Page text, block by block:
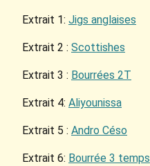
Extrait 1: Jigs anglaises
Extrait 2 : Scottishes
Extrait 3 : Bourrées 2T
Extrait 4: Aliyounissa
Extrait 5 : Andro Céso
Extrait 6: Bourrée 3 temps